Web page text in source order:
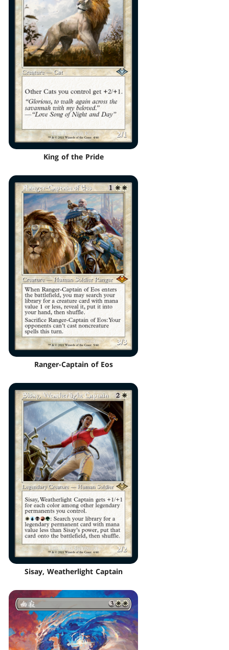
King of the Pride
Ranger-Captain of Eos
Sisay, Weatherlight Captain